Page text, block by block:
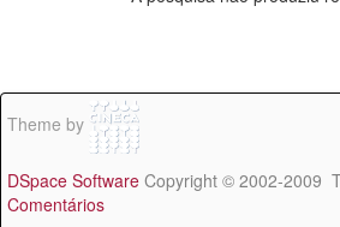
Theme by
DSpace Software Copyright © 2002-2009
Comentários